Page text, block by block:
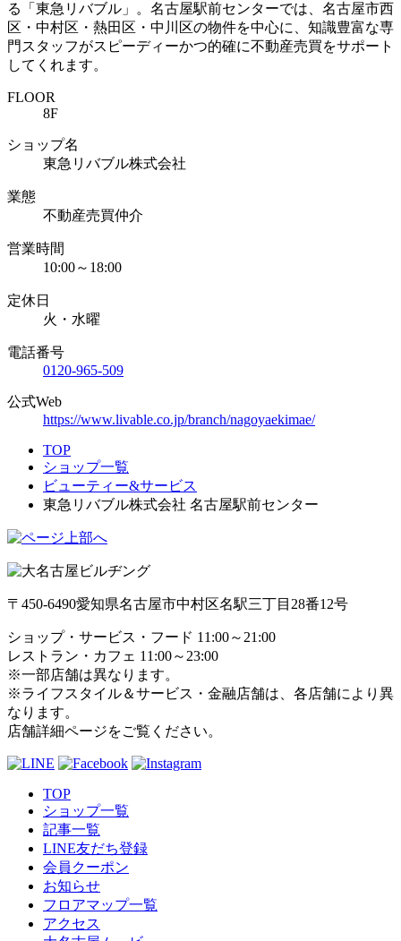
る「東急リバブル」。名古屋駅前センターでは、名古屋市西
区・中村区・熱田区・中川区の物件を中心に、知識豊富な専
門スタッフがスピーディーかつ的確に不動産売買をサポート
してくれます。
FLOOR
8F
ショップ名
東急リバブル株式会社
業態
不動産売買仲介
営業時間
10:00～18:00
定休日
火・水曜
電話番号
0120-965-509
公式Web
https://www.livable.co.jp/branch/nagoyaekimae/
TOP
ショップ一覧
ビューティー&サービス
東急リバブル株式会社 名古屋駅前センター
〒450-6490愛知県名古屋市中村区名駅三丁目28番12号
ショップ・サービス・フード 11:00～21:00
レストラン・カフェ 11:00～23:00
※一部店舗は異なります。
※ライフスタイル＆サービス・金融店舗は、各店舗により異
なります。
店舗詳細ページをご覧ください。
TOP
ショップ一覧
記事一覧
LINE友だち登録
会員クーポン
お知らせ
フロアマップ一覧
アクセス